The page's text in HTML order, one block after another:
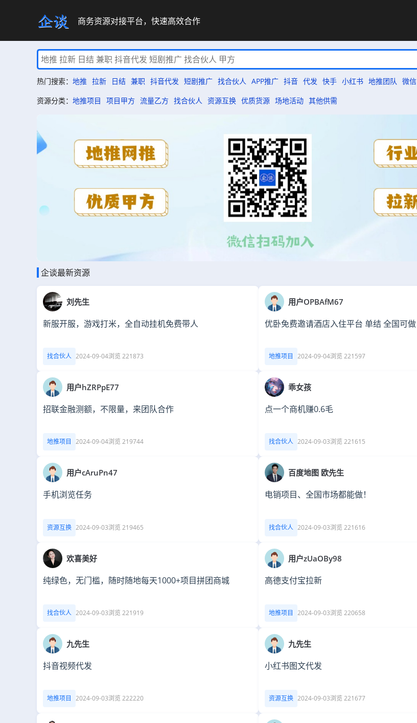
商务资源对接平台，快速高效合作
热门搜索： 地推 拉新 日结 兼职 抖音代发 短剧推广 找合伙人 APP推广 抖音 代发 快手 小红书 地推团队 微信
资源分类： 地推项目 项目甲方 流量乙方 找合伙人 资源互换 优质货源 场地活动 其他供需
企谈最新资源
刘先生
新服开服，游戏打米，全自动挂机免费带人
找合伙人 2024-09-04浏览 221873
用户OPBAfM67
优卧免费邀请酒店入住平台 单结 全国可做
地推项目 2024-09-04浏览 221597
用户hZRPpE77
招联金融测额，不限量，来团队合作
地推项目 2024-09-04浏览 219744
乖女孩
点一个商机赚0.6毛
找合伙人 2024-09-03浏览 221615
用户cAruPn47
手机浏览任务
资源互换 2024-09-03浏览 219465
百度地图 欧先生
电销项目、全国市场都能做！
找合伙人 2024-09-03浏览 221616
欢喜美好
纯绿色，无门槛，随时随地每天1000+项目拼团商城
找合伙人 2024-09-03浏览 221919
用户zUaOBy98
高德支付宝拉新
地推项目 2024-09-03浏览 220658
九先生
抖音视频代发
地推项目 2024-09-03浏览 222220
九先生
小红书图文代发
资源互换 2024-09-03浏览 221677